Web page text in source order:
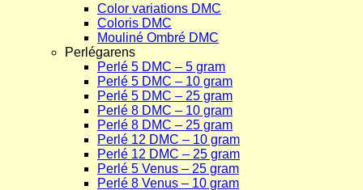
Color variations DMC
Coloris DMC
Mouliné Ombré DMC
Perlégarens
Perlé 5 DMC – 5 gram
Perlé 5 DMC – 10 gram
Perlé 5 DMC – 25 gram
Perlé 8 DMC – 10 gram
Perlé 8 DMC – 25 gram
Perlé 12 DMC – 10 gram
Perlé 12 DMC – 25 gram
Perlé 5 Venus – 25 gram
Perlé 8 Venus – 10 gram